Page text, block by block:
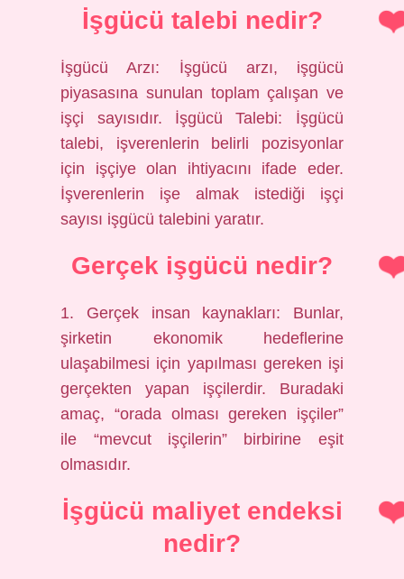
İşgücü talebi nedir?
İşgücü Arzı: İşgücü arzı, işgücü
piyasasına sunulan toplam çalışan ve
işçi sayısıdır. İşgücü Talebi: İşgücü
talebi, işverenlerin belirli pozisyonlar
için işçiye olan ihtiyacını ifade eder.
İşverenlerin işe almak istediği işçi
sayısı işgücü talebini yaratır.
Gerçek işgücü nedir?
1. Gerçek insan kaynakları: Bunlar,
şirketin ekonomik hedeflerine
ulaşabilmesi için yapılması gereken işi
gerçekten yapan işçilerdir. Buradaki
amaç, “orada olması gereken işçiler”
ile “mevcut işçilerin” birbirine eşit
olmasıdır.
İşgücü maliyet endeksi
nedir?